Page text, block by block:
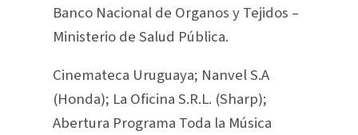
Banco Nacional de Organos y Tejidos –
Ministerio de Salud Pública.
Cinemateca Uruguaya; Nanvel S.A
(Honda); La Oficina S.R.L. (Sharp);
Abertura Programa Toda la Música